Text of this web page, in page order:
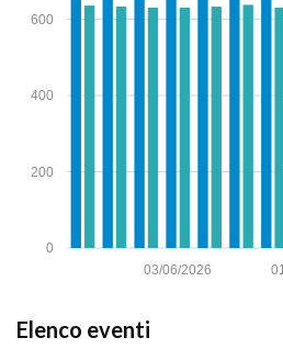
0
200
400
600
03/06/2026
Elenco eventi